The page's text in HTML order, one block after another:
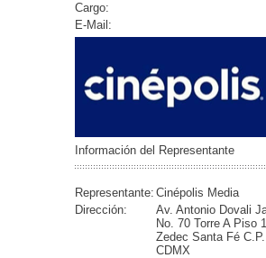
Cargo:
E-Mail:
Información del Representante
Representante: Cinépolis Media
Dirección:
Av. Antonio Dovali
No. 70 Torre A Piso
Zedec Santa Fé
CDMX